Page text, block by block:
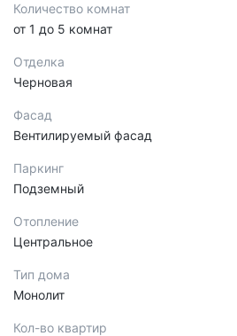
Количество комнат
от 1 до 5 комнат
Отделка
Черновая
Фасад
Вентилируемый фасад
Паркинг
Подземный
Отопление
Центральное
Тип дома
Монолит
Кол-во квартир